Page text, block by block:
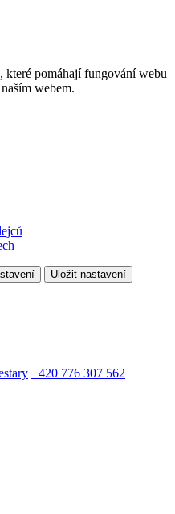
které pomáhají fungování webu
webem.
Uložit nastavení
+420 776 307 562